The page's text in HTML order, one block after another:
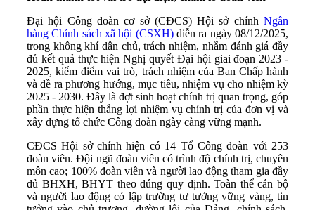
Đại hội Công đoàn cơ sở (CĐCS) Hội sở chính Ngân
hàng Chính sách xã hội (CSXH)diễn ra ngày 08/12/2025,
trong không khí dân chủ, trách nhiệm, nhằm đánh giá đầy
đủ kết quả thực hiện Nghị quyết Đại hội giai đoạn 2023 -
2025, kiểm điểm vai trò, trách nhiệm của Ban Chấp hành
và đề ra phương hướng, mục tiêu, nhiệm vụ cho nhiệm kỳ
2025 - 2030. Đây là đợt sinh hoạt chính trị quan trọng, góp
phần thực hiện thắng lợi nhiệm vụ chính trị của đơn vị và
xây dựng tổ chức Công đoàn ngày càng vững mạnh.
CĐCS Hội sở chính hiện có 14 Tổ Công đoàn với 253
đoàn viên. Đội ngũ đoàn viên có trình độ chính trị, chuyên
môn cao; 100% đoàn viên và người lao động tham gia đầy
đủ BHXH, BHYT theo đúng quy định. Toàn thể cán bộ
và người lao động có lập trường tư tưởng vững vàng, tin